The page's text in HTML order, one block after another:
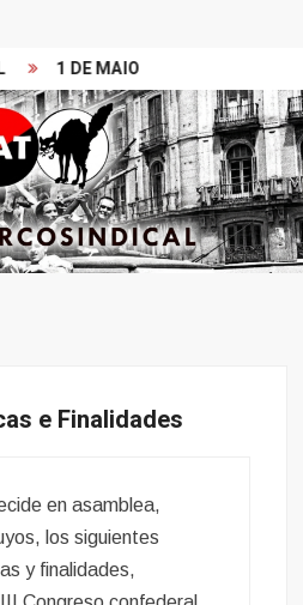
1 DE MAIO 2026. MITIN 11:00
Search
e Finalidades
en asamblea,
los siguientes
y finalidades,